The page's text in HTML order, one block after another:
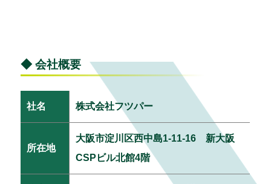
◆ 会社概要
社名 株式会社フツパー
所在地
大阪市淀川区西中島1-11-16 新大阪
CSPビル北館4階